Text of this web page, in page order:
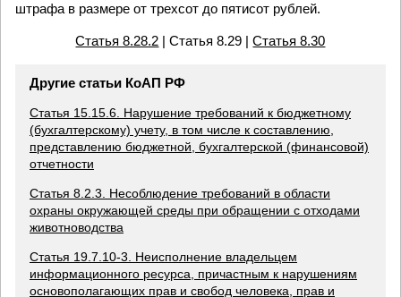
штрафа в размере от трехсот до пятисот рублей.
Статья 8.28.2 | Статья 8.29 |Статья 8.30
Другие статьи КоАП РФ
Статья 15.15.6. Нарушение требований к бюджетному
(бухгалтерскому) учету, в том числе к составлению,
представлению бюджетной, бухгалтерской (финансовой)
отчетности
Статья 8.2.3. Несоблюдение требований в области
охраны окружающей среды при обращении с отходами
животноводства
Статья 19.7.10-3. Неисполнение владельцем
информационного ресурса, причастным к нарушениям
основополагающих прав и свобод человека, прав и